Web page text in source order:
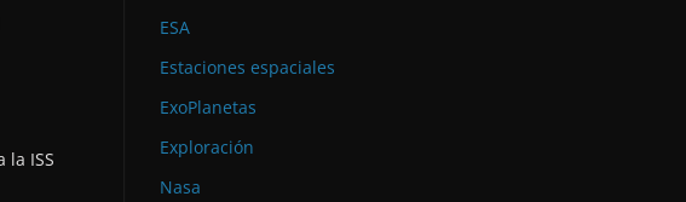
ESA
Estaciones espaciales
ExoPlanetas
Exploración
Nasa